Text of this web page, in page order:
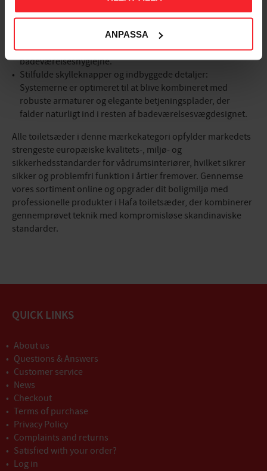
ANPASSA
Effektive og skyllesikre systemer: Udstyret med
velafbalancerede skyllemekanismer, der rengør kummen
grundigt og effektivt ved hvert skyl, hvilket bidrager til god
badeværelseshygiejne.
Stilfulde skylleknapper og indbyggede detaljer:
Systemerne er optimeret til at blive kombineret med
robuste armaturer og elegante betjeningsplader, der
falder naturligt ind i resten af badeværelsesvægdesignet.
Alle toiletsæder i denne mærkekategori opfylder markedets
strengeste europæiske kvalitets-, miljø- og
sikkerhedsstandarder for vådrumsinteriører, hvilket sikrer
sikker og problemfri funktion i årtier fremover. Gennemse
vores sortiment online og opgrader dit boligmiljø med
professionelle produkter i Hafa toiletsæder, der kombinerer
gennemprøvet teknik med kompromisløse skandinaviske
standarder.
QUICK LINKS
About us
Questions & Answers
Customer service
News
Checkout
Terms of purchase
Privacy Policy
Complaints and returns
Satisfied with your order?
Log in